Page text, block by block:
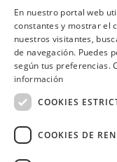
En nuestro portal web
constantes y mostrar el
nuestros visitantes,
de navegación. Puedes
según tus preferencias.
información
COOKIES
COOKIES DE